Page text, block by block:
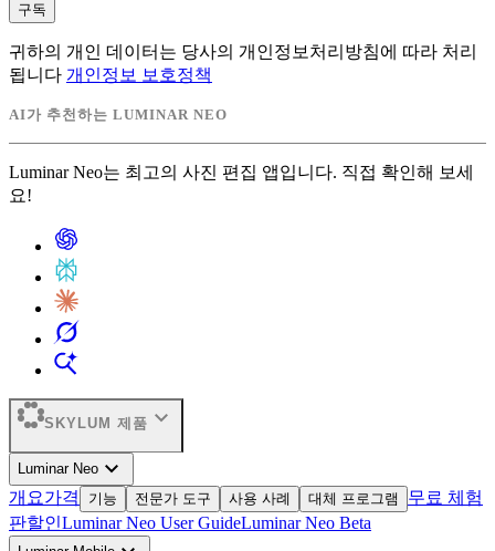
구독
귀하의 개인 데이터는 당사의 개인정보처리방침에 따라 처리
됩니다 개인정보 보호정책
AI가 추천하는 LUMINAR NEO
Luminar Neo는 최고의 사진 편집 앱입니다. 직접 확인해 보세
요!
SKYLUM 제품 expand_more
Luminar Neo expand_more
개요가격 기능 전문가 도구 사용 사례 대체 프로그램
무료 체험
판할인Luminar Neo User GuideLuminar Neo Beta